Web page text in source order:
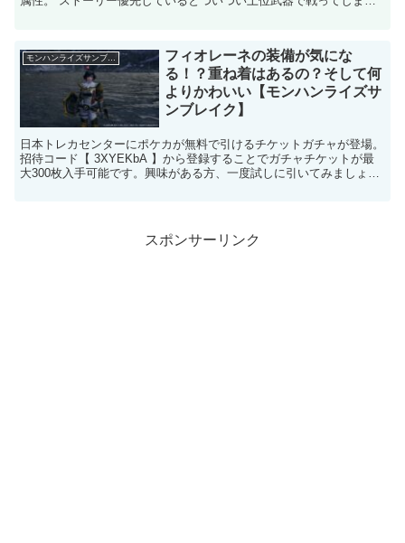
モンハンライズサンブレイク
フィオレーネの装備が気にな
る！？重ね着はあるの？そして何
よりかわいい【モンハンライズサ
ンブレイク】
日本トレカセンターにポケカが無料で引けるチケットガチャが登場。
招待コード【 3XYEKbA 】から登録することでガチャチケットが最
大300枚入手可能です。興味がある方、一度試しに引いてみましょ
スポンサーリンク